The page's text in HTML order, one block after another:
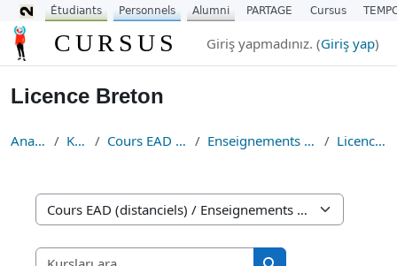
Ana içeriğe gitCURSUS Giriş yapmadınız. (Giriş yap)
Licence Breton
Ana sayfa Kurslar Cours EAD (distanciels) Enseignements Fondamentaux Licence Breton
Kurs Kategorileri
Kursları ara
Étudiants Personnels Alumni PARTAGE Cursus